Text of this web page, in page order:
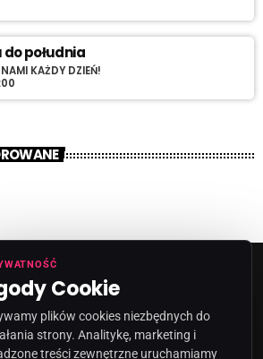
do południa
KAŻDY DZIEŃ!
SPÓŁKA Z O.O
Cookie
plików cookies niezbędnych do
strony. Analitykę, marketing i
treści zewnętrzne uruchamiamy